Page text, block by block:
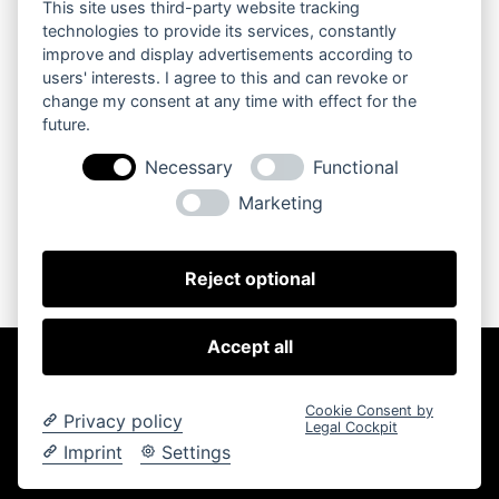
HinweisEs gibt keine Veranstaltungen an diesem Tag.
Juli Aktueller Monat
Kalender abonnieren
Copyright © 2024 – Stefan Schwarz. Alle Rechte
vorbehalten.
Impressum
Datenschutz
This site uses third-party website tracking
technologies to provide its services, constantly
improve and display advertisements according to
users' interests. I agree to this and can revoke or
change my consent at any time with effect for the
future.
Necessary
Functional
Marketing
Reject optional
Accept all
Privacy policy
Imprint
Settings
Cookie Consent by
Legal Cockpit